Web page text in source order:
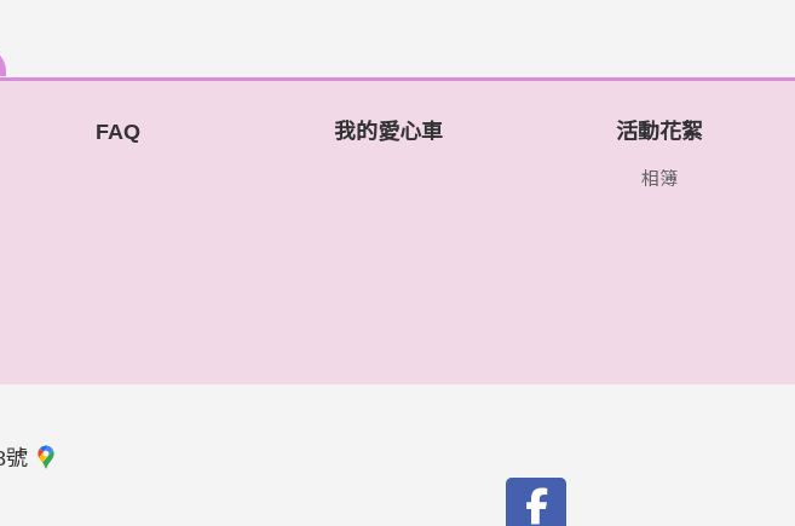
FAQ 我的愛心車 活動花絮
相簿
號